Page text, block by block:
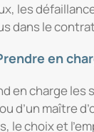
les
dans le
en
en charge
d’un maître
le choix et